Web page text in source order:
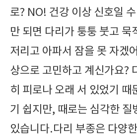
로? NO! 건강 이상 신호일
만 되면 다리가 퉁퉁 붓고
저리고 아파서 잠을 못 자겠
상으로 고민하고 계신가요?
히 피로나 오래 서 있었기 때
기 쉽지만, 때로는 심각한 질
있습니다.다리 부종은 다양